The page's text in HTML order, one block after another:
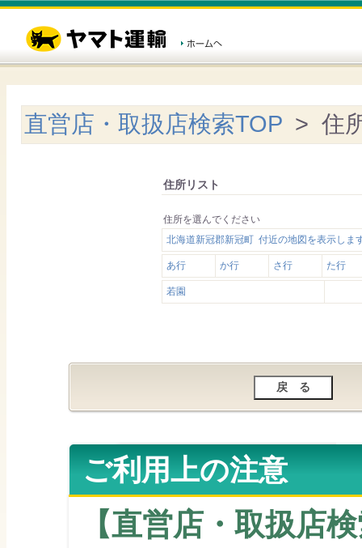
直営店・取扱店検索TOP > 住
住所リスト
住所を選んでください
北海道新冠郡新冠町 付近の地図を表示しま
あ行 か行 さ行 た行
若園
ご利用上の注意
【直営店・取扱店